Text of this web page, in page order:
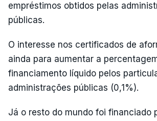
empréstimos obtidos pelas
públicas.
O interesse nos certificados de
ainda para aumentar a
financiamento líquido pelos
administrações públicas (0,1%).
Já o resto do mundo foi financiado